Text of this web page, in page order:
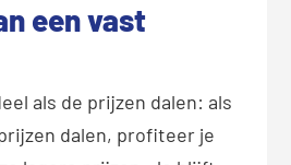
een vast
als de prijzen dalen: als
dalen, profiteer je